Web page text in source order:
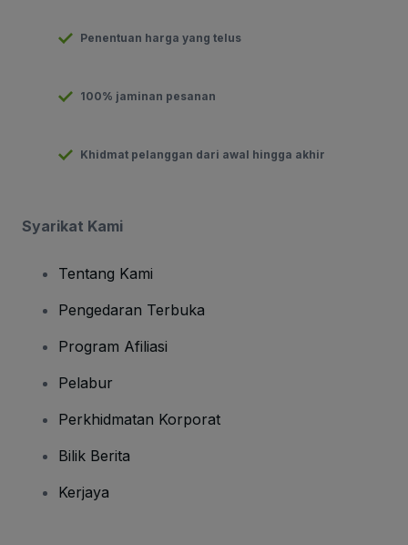
Penentuan harga yang telus
100% jaminan pesanan
Khidmat pelanggan dari awal hingga akhir
Syarikat Kami
Tentang Kami
Pengedaran Terbuka
Program Afiliasi
Pelabur
Perkhidmatan Korporat
Bilik Berita
Kerjaya